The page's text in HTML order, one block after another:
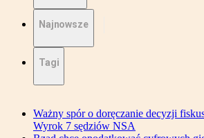
Najnowsze
Tagi
Ważny spór o doręczanie decyzji
Wyrok 7 sędziów NSA